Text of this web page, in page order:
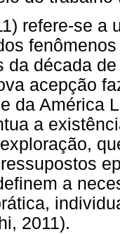
refere-se a
da década
acepção
da América
a
a
2011).